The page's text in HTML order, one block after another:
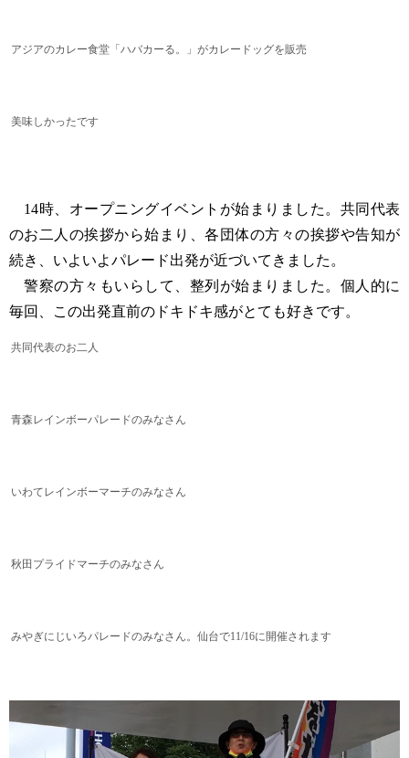
アジアのカレー食堂「ハバカーる。」がカレードッグを販売
美味しかったです
14時、オープニングイベントが始まりました。共同代表
のお二人の挨拶から始まり、各団体の方々の挨拶や告知が
続き、いよいよパレード出発が近づいてきました。
警察の方々もいらして、整列が始まりました。個人的に
毎回、この出発直前のドキドキ感がとても好きです。
共同代表のお二人
青森レインボーパレードのみなさん
いわてレインボーマーチのみなさん
秋田プライドマーチのみなさん
みやぎにじいろパレードのみなさん。仙台で11/16に開催されます